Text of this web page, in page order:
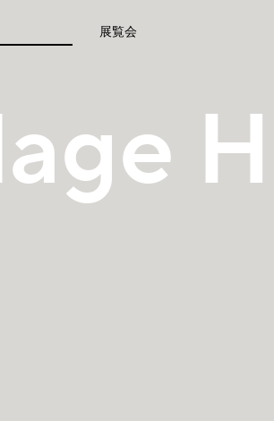
展覧会